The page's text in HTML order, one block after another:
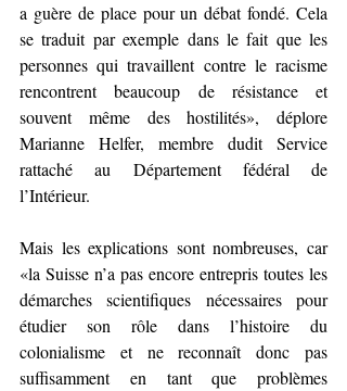
a guère de place pour un débat fondé. Cela
se traduit par exemple dans le fait que les
personnes qui travaillent contre le racisme
rencontrent beaucoup de résistance et
souvent même des hostilités», déplore
Marianne Helfer, membre dudit Service
rattaché au Département fédéral de
l’Intérieur.
Mais les explications sont nombreuses, car
«la Suisse n’a pas encore entrepris toutes les
démarches scientifiques nécessaires pour
étudier son rôle dans l’histoire du
colonialisme et ne reconnaît donc pas
suffisamment en tant que problèmes